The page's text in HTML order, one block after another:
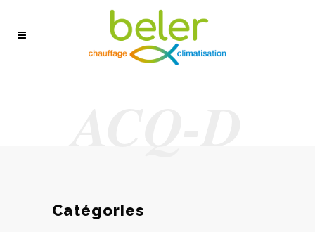
Catégories